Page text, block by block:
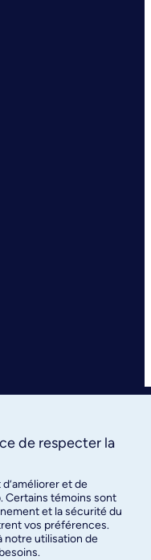
de respecter la
et de
Certains témoins sont
et la sécurité du
vos préférences.
notre utilisation de